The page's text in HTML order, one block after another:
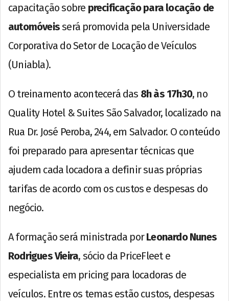
capacitação sobre precificação para locação de
automóveisserá promovida pela Universidade
Corporativa do Setor de Locação de Veículos
(Uniabla).
O treinamento acontecerá das 8h às 17h30, no
Quality Hotel & Suites São Salvador, localizado na
Rua Dr. José Peroba, 244, em Salvador. O conteúdo
foi preparado para apresentar técnicas que
ajudem cada locadora a definir suas próprias
tarifas de acordo com os custos e despesas do
negócio.
A formação será ministrada porLeonardo Nunes
Rodrigues Vieira, sócio da PriceFleet e
especialista em pricing para locadoras de
veículos. Entre os temas estão custos, despesas